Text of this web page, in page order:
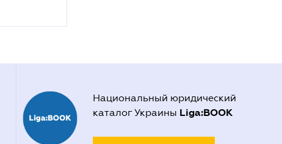
Национальный юридический
каталог Украины Liga:BOOK